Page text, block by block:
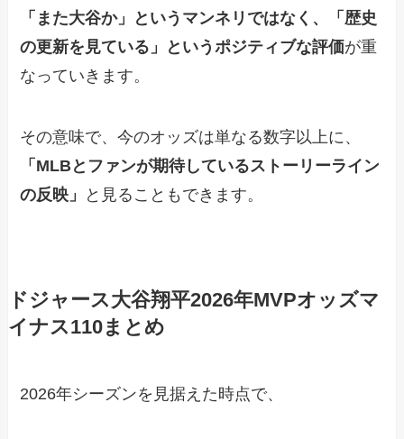
「また大谷か」というマンネリではなく、「歴史
の更新を見ている」というポジティブな評価が重
なっていきます。
その意味で、今のオッズは単なる数字以上に、
「MLBとファンが期待しているストーリーライン
の反映」
と見ることもできます。
ドジャース大谷翔平2026年MVPオッズマ
イナス110まとめ
2026年シーズンを見据えた時点で、